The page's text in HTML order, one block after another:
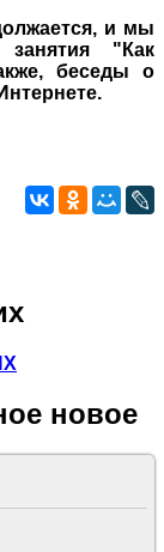
и мы
"Как
беседы о
новое